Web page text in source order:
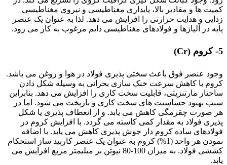
کمیت ها و مقادیر بالا، پایداری مغناطیسی و نیروی مغناطیسی
زدایی و هدایت حرارتی را افزایش می دهد. لذا به عنوان یک عنصر
پایه در آلیاژها و فولادهای مغناطیسی دایم مرغوب به کار می رود.
5- کروم (Cr)
وجود عنصر فوق باعث سختی پذیری فولاد در هوا و روغن می باشد.
کروم با کاهش سرعت خنک سازی بحرانی به وسیله شکل دادن
ساختار مارتنزیتی، قابلیت سخت کاری را افزایش می دهد. بنابراین
سبب بهبود حساسیت های سخت کاری و بازپخت می شود. اما در
هر صورت چقرمگی کاهش می یابد. و از انعطاف پذیری یا شکل
پذیری فولاد به مقدار کمی کاسته می گردد. با افزایش کروم در
فولادهای ساده کروم دار جوش پذیری کاهش می یابد. با اضافه
نمودن هر واحد (1%) کروم به عنوان یک عنصر کاربید ساز استحکام
کششی فولاد. به میزان 100-80 نیوتن بر میلیمتر مربع افزایش می
یابد.